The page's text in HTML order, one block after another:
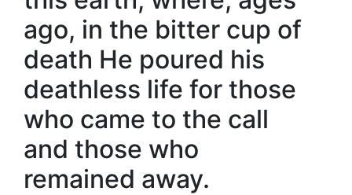
ago, in the bitter cup of
death He poured his
deathless life for those
who came to the call
and those who
remained away.